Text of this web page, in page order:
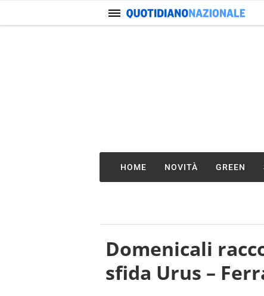
HOME NOVITÀ GREEN
Domenicali
sfida Urus –